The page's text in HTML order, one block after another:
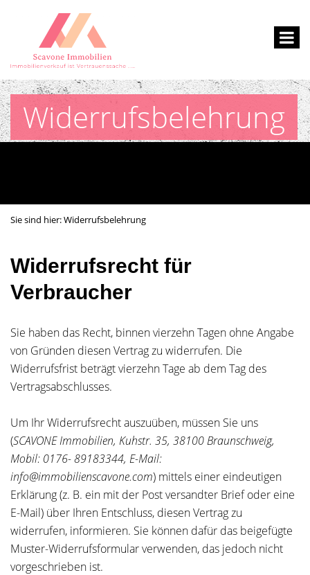
Widerrufsbelehrung
Sie sind hier:Widerrufsbelehrung
Widerrufsrecht für
Verbraucher
Sie haben das Recht, binnen vierzehn Tagen ohne Angabe
von Gründen diesen Vertrag zu widerrufen. Die
Widerrufsfrist beträgt vierzehn Tage ab dem Tag des
Vertragsabschlusses.
Um Ihr Widerrufsrecht auszuüben, müssen Sie uns
(SCAVONE Immobilien, Kuhstr. 35, 38100 Braunschweig,
Mobil: 0176- 89183344, E-Mail:
info@immobilienscavone.com) mittels einer eindeutigen
Erklärung (z. B. ein mit der Post versandter Brief oder eine
E-Mail) über Ihren Entschluss, diesen Vertrag zu
widerrufen, informieren. Sie können dafür das beigefügte
Muster-Widerrufsformular verwenden, das jedoch nicht
vorgeschrieben ist.